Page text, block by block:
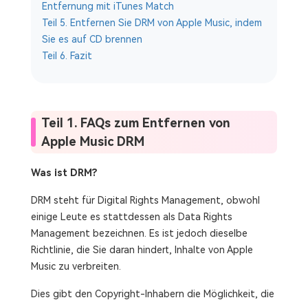
Entfernung mit iTunes Match
Teil 5. Entfernen Sie DRM von Apple Music, indem
Sie es auf CD brennen
Teil 6. Fazit
Teil 1. FAQs zum Entfernen von
Apple Music DRM
Was ist DRM?
DRM steht für Digital Rights Management, obwohl
einige Leute es stattdessen als Data Rights
Management bezeichnen. Es ist jedoch dieselbe
Richtlinie, die Sie daran hindert, Inhalte von Apple
Music zu verbreiten.
Dies gibt den Copyright-Inhabern die Möglichkeit, die